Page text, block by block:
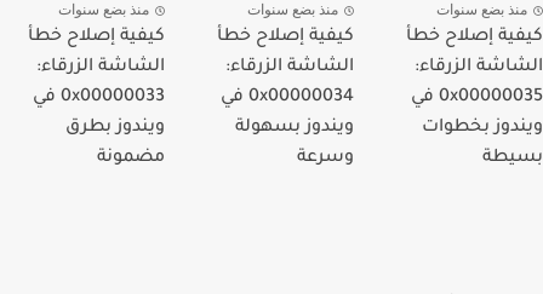
بضع سنوات
إصلاح خطأ
الزرقاء:
0x00000035 في
بخطوات
منذ بضع سنوات
كيفية إصلاح خطأ
الشاشة الزرقاء:
0x00000034 في
ويندوز بسهولة
وسرعة
منذ بضع سنوات
كيفية إصلاح خطأ
الشاشة الزرقاء:
0x00000033 في
ويندوز بطرق
مضمونة